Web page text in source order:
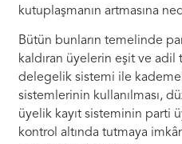
kutuplaşmanın artmasına
Bütün bunların temelinde
kaldıran üyelerin eşit ve
delegelik sistemi ile
sistemlerinin kullanılması,
üyelik kayıt sisteminin parti
kontrol altında tutmaya